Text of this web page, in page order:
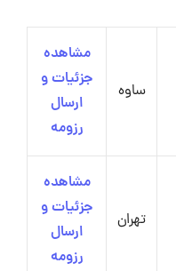
ساوه
مشاهده
جزئیات و
ارسال
رزومه
تهران
مشاهده
جزئیات و
ارسال
رزومه